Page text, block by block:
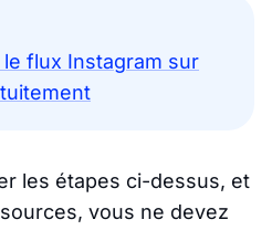
flux Instagram sur
les étapes ci-dessus, et
vous ne devez